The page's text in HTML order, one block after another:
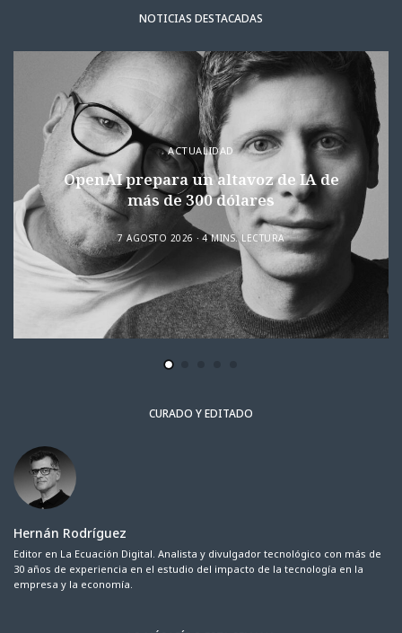
NOTICIAS DESTACADAS
ACTUALIDAD
OpenAI prepara un altavoz de IA de
más de 300 dólares
7 AGOSTO 2026 4 MINS. LECTURA
CURADO Y EDITADO
Hernán Rodríguez
Editor en La Ecuación Digital. Analista y divulgador tecnológico con más de
30 años de experiencia en el estudio del impacto de la tecnología en la
empresa y la economía.